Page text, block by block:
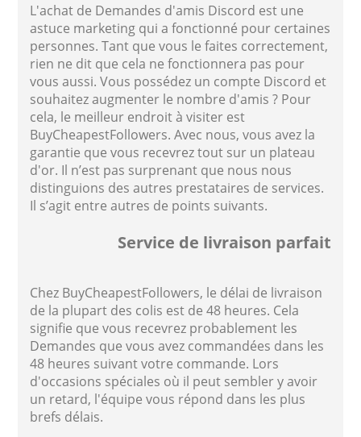
L'achat de Demandes d'amis Discord est une
astuce marketing qui a fonctionné pour certaines
personnes. Tant que vous le faites correctement,
rien ne dit que cela ne fonctionnera pas pour
vous aussi. Vous possédez un compte Discord et
souhaitez augmenter le nombre d'amis ? Pour
cela, le meilleur endroit à visiter est
BuyCheapestFollowers. Avec nous, vous avez la
garantie que vous recevrez tout sur un plateau
d'or. Il n’est pas surprenant que nous nous
distinguions des autres prestataires de services.
Il s’agit entre autres de points suivants.
Service de livraison parfait
Chez BuyCheapestFollowers, le délai de livraison
de la plupart des colis est de 48 heures. Cela
signifie que vous recevrez probablement les
Demandes que vous avez commandées dans les
48 heures suivant votre commande. Lors
d'occasions spéciales où il peut sembler y avoir
un retard, l'équipe vous répond dans les plus
brefs délais.